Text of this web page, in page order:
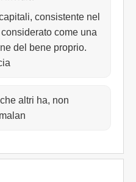
consistente nel
come una
del bene proprio.
altri ha, non